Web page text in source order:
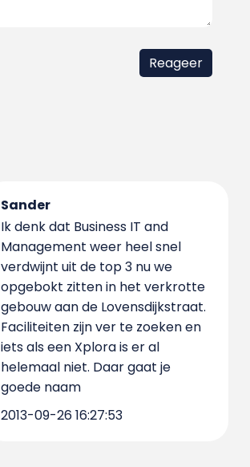
Sander
Ik denk dat Business IT and
Management weer heel snel
verdwijnt uit de top 3 nu we
opgebokt zitten in het verkrotte
gebouw aan de Lovensdijkstraat.
Faciliteiten zijn ver te zoeken en
iets als een Xplora is er al
helemaal niet. Daar gaat je
goede naam
2013-09-26 16:27:53